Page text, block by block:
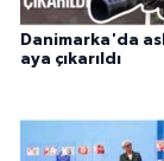
Danimarka'da
aya çıkarıldı